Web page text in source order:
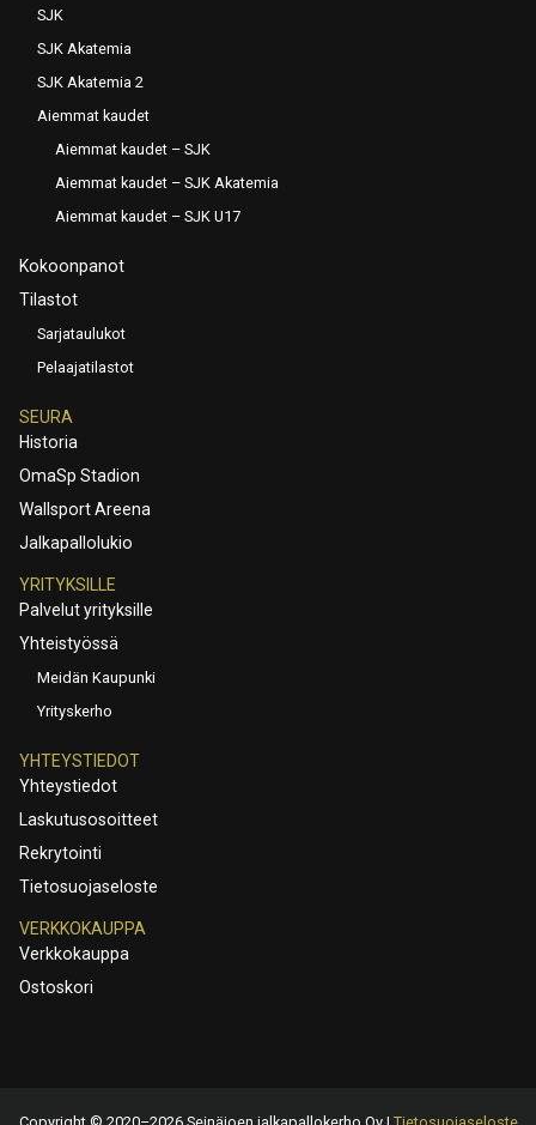
SJK
SJK Akatemia
SJK Akatemia 2
Aiemmat kaudet
Aiemmat kaudet – SJK
Aiemmat kaudet – SJK Akatemia
Aiemmat kaudet – SJK U17
Kokoonpanot
Tilastot
Sarjataulukot
Pelaajatilastot
SEURA
Historia
OmaSp Stadion
Wallsport Areena
Jalkapallolukio
YRITYKSILLE
Palvelut yrityksille
Yhteistyössä
Meidän Kaupunki
Yrityskerho
YHTEYSTIEDOT
Yhteystiedot
Laskutusosoitteet
Rekrytointi
Tietosuojaseloste
VERKKOKAUPPA
Verkkokauppa
Ostoskori